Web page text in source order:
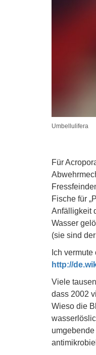
Umbellulifera
Für
Fische für
Anfälligkeit
Wasser
(sie sind
Ich
http://
Viele
dass 2002
Wieso die